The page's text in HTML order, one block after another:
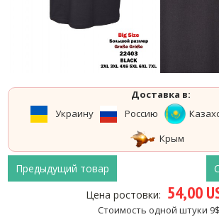
Доставка в:
Украину
Россию
Крым
Предыдущий товар
Цена ростовки: 54,00
Стоимость одной штуки 9$